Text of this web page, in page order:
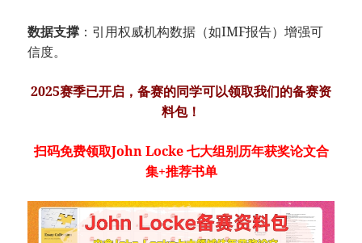
数据支撑 ：引用权威机构数据（如IMF报告）增强可
信度。
2025赛季已开启，备赛的同学可以领取我们的备赛资
料包！
扫码免费领取John Locke 七大组别历年获奖论文合
集+推荐书单